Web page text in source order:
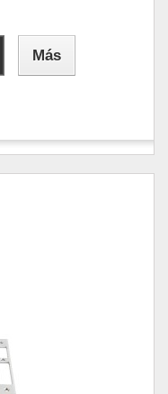
Más